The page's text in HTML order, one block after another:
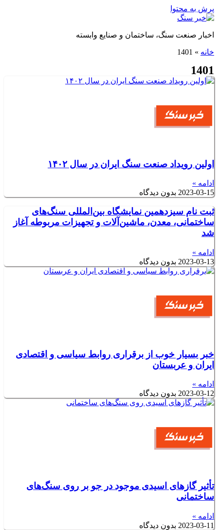
پرش به محتوا
اخبار صنعت سنگ، ساختمان و صنایع وابسته
خانه »
1401
1401
اولین رویداد صنعت سنگ ایران در سال ۱۴۰۲
ادامه »
2023-03-15 بدون دیدگاه
ثبت نام سیزدهمین نمایشگاه بین‌المللی سنگ‌های
ساختمانی، معدن، ماشین‌آلات و تجهیزات مربوطه آغاز
شد
ادامه »
2023-03-13 بدون دیدگاه
خبر بسیار خوب از برقراری روابط سیاسی و اقتصادی
ایران و عربستان
ادامه »
2023-03-12 بدون دیدگاه
تأثیر گازهای اسیدی موجود در جو بر روی سنگ‌های
ساختمانی
ادامه »
2023-03-11 بدون دیدگاه